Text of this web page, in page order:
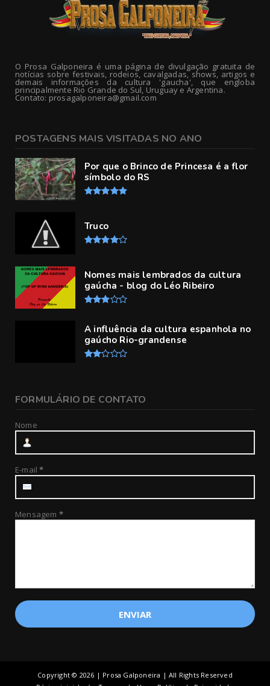
O Prosa Galponeira é uma página de divulgação gratuita de
notícias sobre festivais, rodeios, cavalgadas, shows, artigos e
demais informações da cultura 'gaucha', que engloba
principalmente Rio Grande do Sul, Uruguay e Argentina.
Contato: prosagalponeira@gmail.com
POSTAGENS MAIS VISITADAS NO ANO
Por que o Brinco de Princesa é a flor
símbolo do RS
Truco
Nomes mais lembrados da cultura
gaúcha - blog do Léo Ribeiro
A influência da cultura espanhola no
gaúcho Rio-grandense
FORMULÁRIO DE CONTATO
Nome
E-mail*
Mensagem *
Copyright © 2026 | Prosa Galponeira | All Rights Reserved